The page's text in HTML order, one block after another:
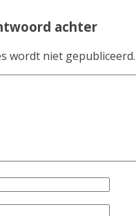
achter
wordt niet gepubliceerd.